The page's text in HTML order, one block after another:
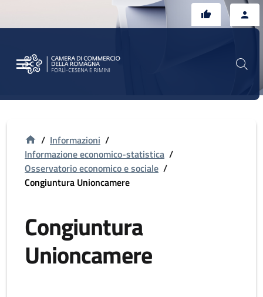
/ Informazioni /
Informazione economico-statistica /
Osservatorio economico e sociale /
Congiuntura Unioncamere
Congiuntura
Unioncamere